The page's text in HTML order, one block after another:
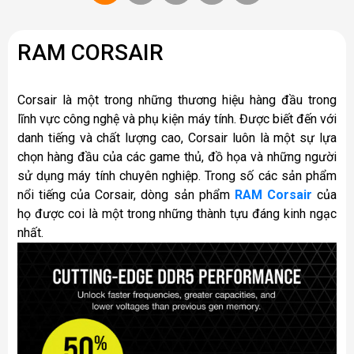
RAM CORSAIR
Corsair là một trong những thương hiệu hàng đầu trong
lĩnh vực công nghệ và phụ kiện máy tính. Được biết đến với
danh tiếng và chất lượng cao, Corsair luôn là một sự lựa
chọn hàng đầu của các game thủ, đồ họa và những người
sử dụng máy tính chuyên nghiệp. Trong số các sản phẩm
nổi tiếng của Corsair, dòng sản phẩm RAM Corsair của
họ được coi là một trong những thành tựu đáng kinh ngạc
nhất.